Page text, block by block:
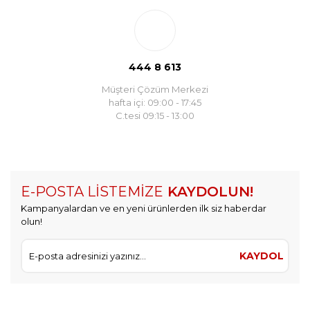
444 8 613
Müşteri Çözüm Merkezi
hafta içi: 09:00 - 17:45
C.tesi 09:15 - 13:00
E-POSTA LİSTEMİZE KAYDOLUN!
Kampanyalardan ve en yeni ürünlerden ilk siz haberdar
olun!
KAYDOL